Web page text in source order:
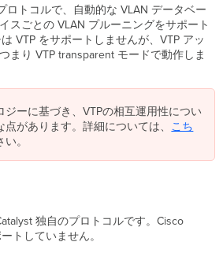
ロトコルで、自動的な VLAN データベー
スごとの VLAN プルーニングをサポート
VTP をサポートしませんが、VTP アッ
まり VTP transparent モードで動作しま
ジーに基づき、VTPの相互運用性につい
があります。詳細については、 こち
。
独自のプロトコルです。Cisco
トしていません。